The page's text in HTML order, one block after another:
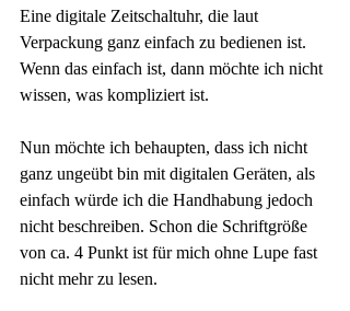
Eine digitale Zeitschaltuhr, die laut
Verpackung ganz einfach zu bedienen ist.
Wenn das einfach ist, dann möchte ich nicht
wissen, was kompliziert ist.
Nun möchte ich behaupten, dass ich nicht
ganz ungeübt bin mit digitalen Geräten, als
einfach würde ich die Handhabung jedoch
nicht beschreiben. Schon die Schriftgröße
von ca. 4 Punkt ist für mich ohne Lupe fast
nicht mehr zu lesen.